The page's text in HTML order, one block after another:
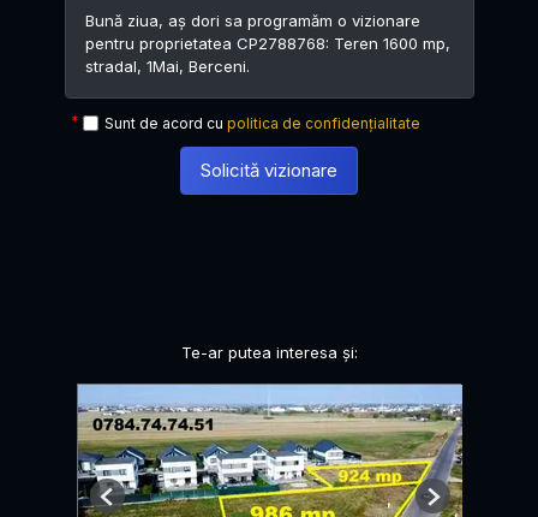
Sunt de acord cu politica de confidențialitate
Solicită vizionare
Te-ar putea interesa și:
Previous Next